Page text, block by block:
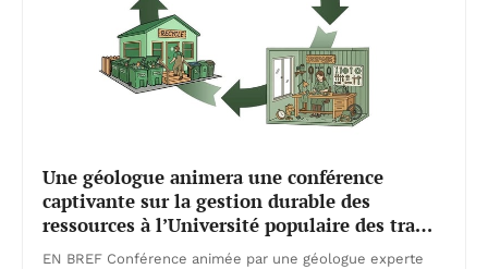
Une géologue animera une conférence
captivante sur la gestion durable des
ressources à l’Université populaire des tra…
EN BREF Conférence animée par une géologue experte